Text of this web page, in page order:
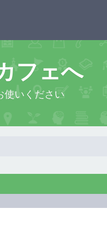
フェへ
使いください